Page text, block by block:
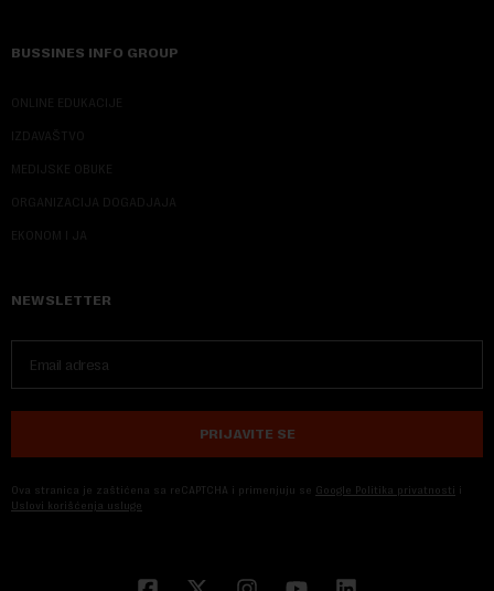
BUSSINES INFO GROUP
ONLINE EDUKACIJE
IZDAVAŠTVO
MEDIJSKE OBUKE
ORGANIZACIJA DOGADJAJA
EKONOM I JA
NEWSLETTER
PRIJAVITE SE
Ova stranica je zaštićena sa reCAPTCHA i primenjuju se Google Politika privatnosti i
Uslovi korišćenja usluge